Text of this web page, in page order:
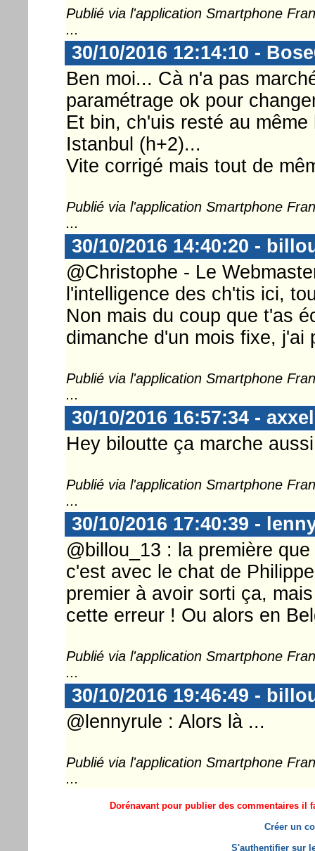
Publié via l'application Smartphone
...
30/10/2016 12:14:10 -
Ben moi... Cà n'a pas
paramétrage ok pour
Et bin, ch'uis resté au
Istanbul (h+2)...
Vite corrigé mais tout de
Publié via l'application Smartphone
...
30/10/2016 14:40:20 -
@Christophe - Le
l'intelligence des ch'tis ici,
Non mais du coup que t'as
dimanche d'un mois fixe, j'ai
Publié via l'application Smartphone
...
30/10/2016 16:57:34 - axxel
Hey biloutte ça marche
Publié via l'application Smartphone
...
30/10/2016 17:40:39 -
@billou_13 : la première
c'est avec le chat de
premier à avoir sorti ça,
cette erreur ! Ou alors en
Publié via l'application Smartphone
...
30/10/2016 19:46:49 -
@lennyrule : Alors là ...
Publié via l'application Smartphone
...
Dorénavant pour publier des commentaires il
Créer un
S'authentifier sur